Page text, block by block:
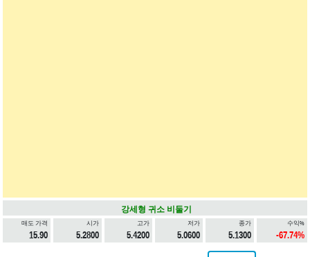
강세형 귀소 비둘기
매도 가격
15.90
시가
5.2800
고가
5.4200
저가
5.0600
종가
5.1300
수익%
-67.74%